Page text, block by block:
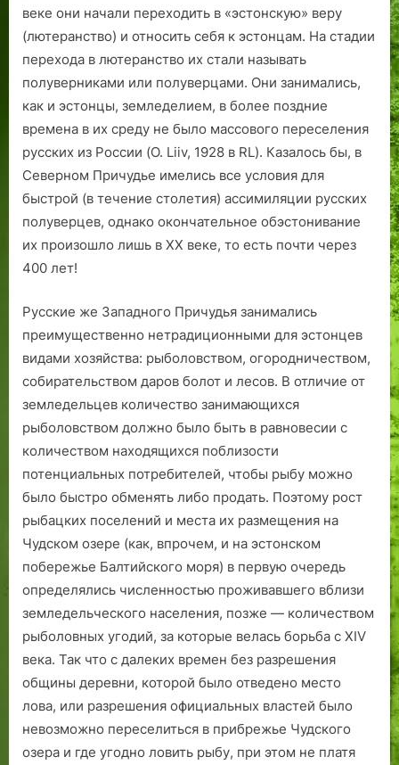
веке они начали переходить в «эстонскую» веру
(лютеранство) и относить себя к эстонцам. На стадии
перехода в лютеранство их стали называть
полуверниками или полуверцами. Они занимались,
как и эстонцы, земледелием, в более поздние
времена в их среду не было массового переселения
русских из России (O. Liiv, 1928 в RL). Казалось бы, в
Северном Причудье имелись все условия для
быстрой (в течение столетия) ассимиляции русских
полуверцев, однако окончательное обэстонивание
их произошло лишь в XX веке, то есть почти через
400 лет!
Русские же Западного Причудья занимались
преимущественно нетрадиционными для эстонцев
видами хозяйства: рыболовством, огородничеством,
собирательством даров болот и лесов. В отличие от
земледельцев количество занимающихся
рыболовством должно было быть в равновесии с
количеством находящихся поблизости
потенциальных потребителей, чтобы рыбу можно
было быстро обменять либо продать. Поэтому рост
рыбацких поселений и места их размещения на
Чудском озере (как, впрочем, и на эстонском
побережье Балтийского моря) в первую очередь
определялись численностью проживавшего вблизи
земледельческого населения, позже — количеством
рыболовных угодий, за которые велась борьба с XIV
века. Так что с далеких времен без разрешения
общины деревни, которой было отведено место
лова, или разрешения официальных властей было
невозможно переселиться в прибрежье Чудского
озера и где угодно ловить рыбу, при этом не платя